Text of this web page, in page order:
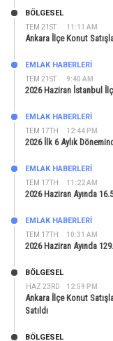
TEM 21ST 11:11 AM
BÖLGESEL
Ankara İlçe Konut
TEM 21ST 9:40 AM
EMLAK HABERLERI
2026 Haziran İstanbul
TEM 17TH 12:44 PM
EMLAK HABERLERI
2026 İlk 6 Aylık
TEM 17TH 11:22 AM
EMLAK HABERLERI
2026 Haziran Ayında
TEM 17TH 10:31 AM
EMLAK HABERLERI
2026 Haziran Ayında
HAZ 23RD 12:59 PM
BÖLGESEL
Ankara İlçe Konut
Satıldı
BÖLGESEL